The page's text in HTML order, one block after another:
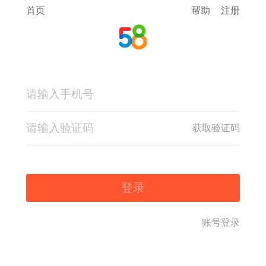
首页 帮助 注册
获取验证码
登录
账号登录